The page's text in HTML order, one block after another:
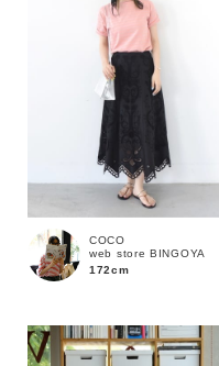
COCO
web store BINGOYA
172cm